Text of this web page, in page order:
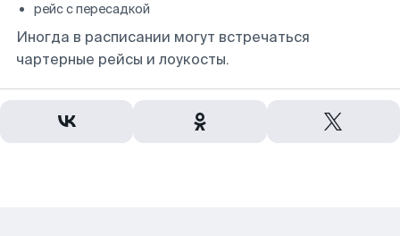
рейс с пересадкой
Иногда в расписании могут встречаться
чартерные рейсы и лоукосты.